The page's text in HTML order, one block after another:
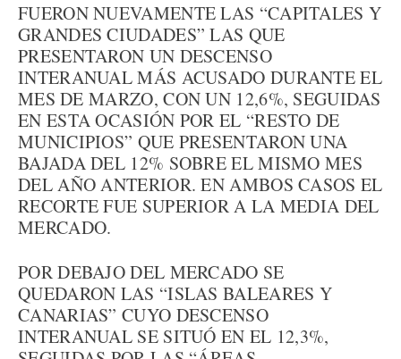
FUERON NUEVAMENTE LAS “CAPITALES Y
GRANDES CIUDADES” LAS QUE
PRESENTARON UN DESCENSO
INTERANUAL MÁS ACUSADO DURANTE EL
MES DE MARZO, CON UN 12,6%, SEGUIDAS
EN ESTA OCASIÓN POR EL “RESTO DE
MUNICIPIOS” QUE PRESENTARON UNA
BAJADA DEL 12% SOBRE EL MISMO MES
DEL AÑO ANTERIOR. EN AMBOS CASOS EL
RECORTE FUE SUPERIOR A LA MEDIA DEL
MERCADO.
POR DEBAJO DEL MERCADO SE
QUEDARON LAS “ISLAS BALEARES Y
CANARIAS” CUYO DESCENSO
INTERANUAL SE SITUÓ EN EL 12,3%,